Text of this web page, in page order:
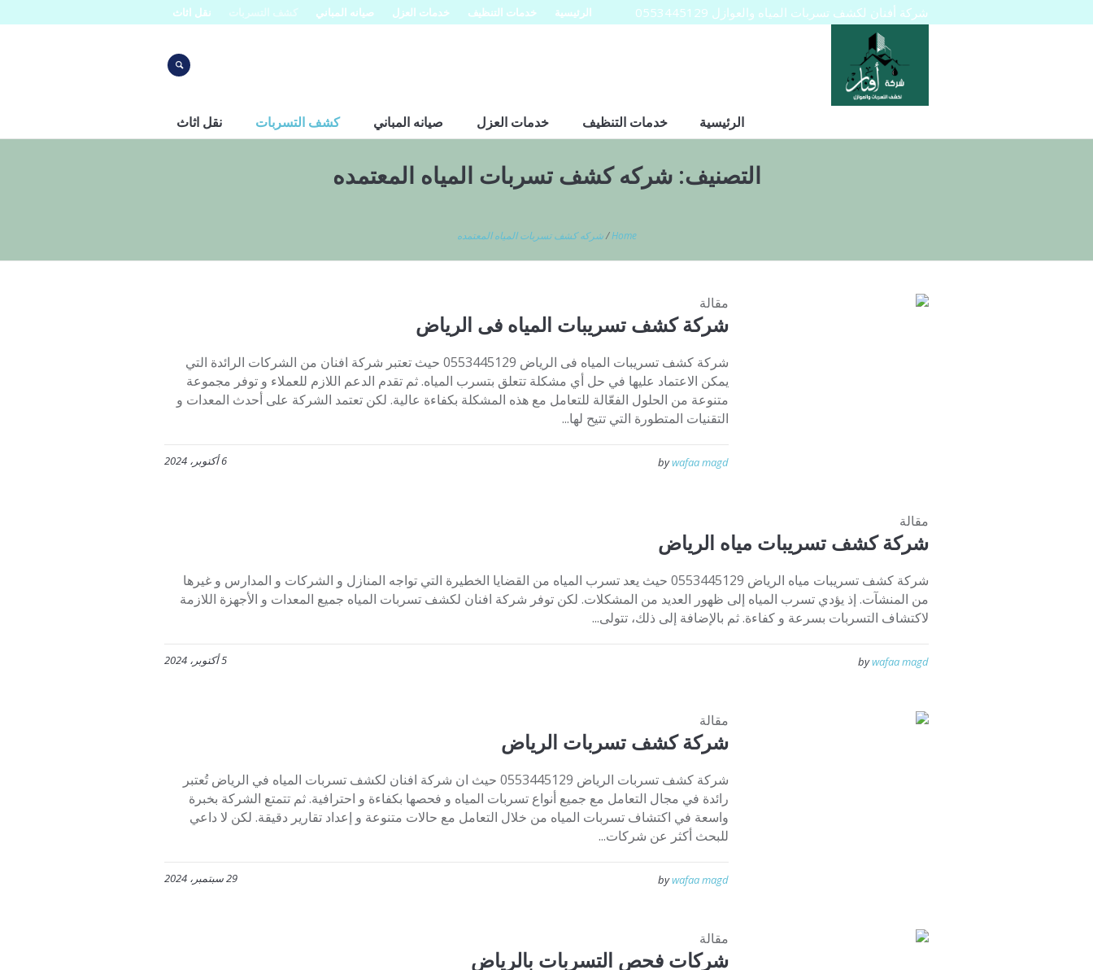
الرئيسية خدمات التنظيف خدمات العزل صيانه المباني كشف التسربات نقل اثاث شركة أفنان لكشف تسربات المياه والعوازل 0553445129
الرئيسية خدمات التنظيف خدمات العزل صيانه المباني كشف التسربات نقل اثاث
التصنيف:شركه كشف تسربات المياه المعتمده
Home
/شركه كشف تسربات المياه المعتمده
مقالة
شركة كشف تسريبات المياه فى الرياض
شركة كشف تسريبات المياه فى الرياض 0553445129 حيث تعتبر شركة افنان من الشركات الرائدة التي
يمكن الاعتماد عليها في حل أي مشكلة تتعلق بتسرب المياه. ثم تقدم الدعم اللازم للعملاء و توفر مجموعة
متنوعة من الحلول الفعّالة للتعامل مع هذه المشكلة بكفاءة عالية. لكن تعتمد الشركة على أحدث المعدات و
التقنيات المتطورة التي تتيح لها...
6 أكتوبر، 2024 bywafaa magd
مقالة
شركة كشف تسريبات مياه الرياض
شركة كشف تسريبات مياه الرياض 0553445129 حيث يعد تسرب المياه من القضايا الخطيرة التي تواجه المنازل و الشركات و المدارس و غيرها
من المنشآت. إذ يؤدي تسرب المياه إلى ظهور العديد من المشكلات. لكن توفر شركة افنان لكشف تسربات المياه جميع المعدات و الأجهزة اللازمة
لاكتشاف التسربات بسرعة و كفاءة. ثم بالإضافة إلى ذلك، تتولى...
5 أكتوبر، 2024 bywafaa magd
مقالة
شركة كشف تسربات الرياض
شركة كشف تسربات الرياض 0553445129 حيث ان شركة افنان لكشف تسربات المياه في الرياض تُعتبر
رائدة في مجال التعامل مع جميع أنواع تسربات المياه و فحصها بكفاءة و احترافية. ثم تتمتع الشركة بخبرة
واسعة في اكتشاف تسربات المياه من خلال التعامل مع حالات متنوعة و إعداد تقارير دقيقة. لكن لا داعي
للبحث أكثر عن شركات...
29 سبتمبر، 2024 bywafaa magd
مقالة
شركات فحص التسربات بالرياض